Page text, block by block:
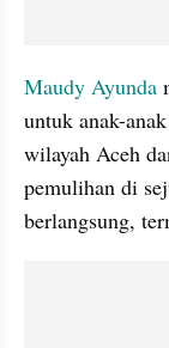
Maudy Ayunda
untuk anak-
wilayah Aceh
pemulihan di
berlangsung,